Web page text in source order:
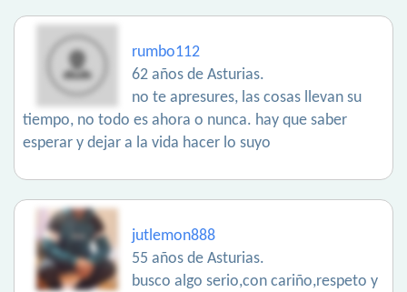
rumbo112
62 años de Asturias.
no te apresures, las cosas llevan su
tiempo, no todo es ahora o nunca. hay que saber
esperar y dejar a la vida hacer lo suyo
jutlemon888
55 años de Asturias.
busco algo serio,con cariño,respeto y